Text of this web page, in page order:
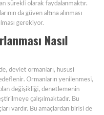
sürekli olarak faydalanmaktır.
da güven altına alınması
gerekiyor.
Nasıl
devlet ormanları, hususi
. Ormanların yenilenmesi,
plan değişikliği, denetlemenin
çalışılmaktadır. Bu
vardır. Bu amaçlardan birisi de